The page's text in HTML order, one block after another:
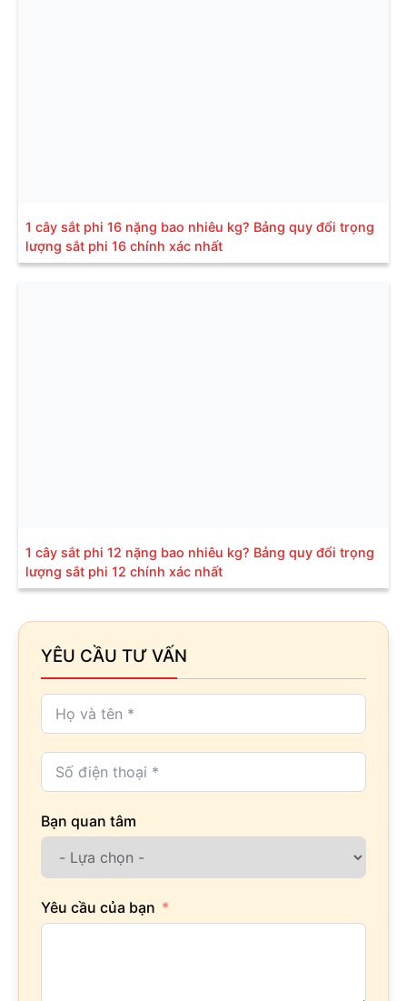
1 cây sắt phi 16 nặng bao nhiêu kg? Bảng quy đổi trọng
lượng sắt phi 16 chính xác nhất
1 cây sắt phi 12 nặng bao nhiêu kg? Bảng quy đổi trọng
lượng sắt phi 12 chính xác nhất
YÊU CẦU TƯ VẤN
Bạn quan tâm
Yêu cầu của bạn